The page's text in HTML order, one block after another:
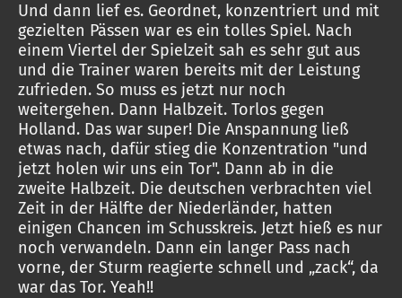
Und dann lief es. Geordnet, konzentriert und mit
gezielten Pässen war es ein tolles Spiel. Nach
einem Viertel der Spielzeit sah es sehr gut aus
und die Trainer waren bereits mit der Leistung
zufrieden. So muss es jetzt nur noch
weitergehen. Dann Halbzeit. Torlos gegen
Holland. Das war super! Die Anspannung ließ
etwas nach, dafür stieg die Konzentration "und
jetzt holen wir uns ein Tor". Dann ab in die
zweite Halbzeit. Die deutschen verbrachten viel
Zeit in der Hälfte der Niederländer, hatten
einigen Chancen im Schusskreis. Jetzt hieß es nur
noch verwandeln. Dann ein langer Pass nach
vorne, der Sturm reagierte schnell und „zack“, da
war das Tor. Yeah!!